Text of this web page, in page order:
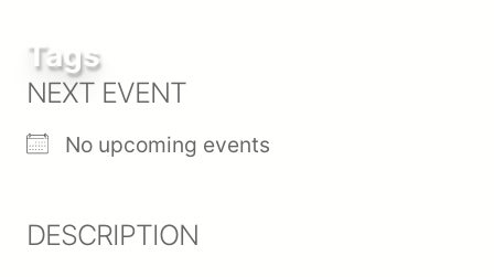
Tags
NEXT EVENT
No upcoming events
DESCRIPTION